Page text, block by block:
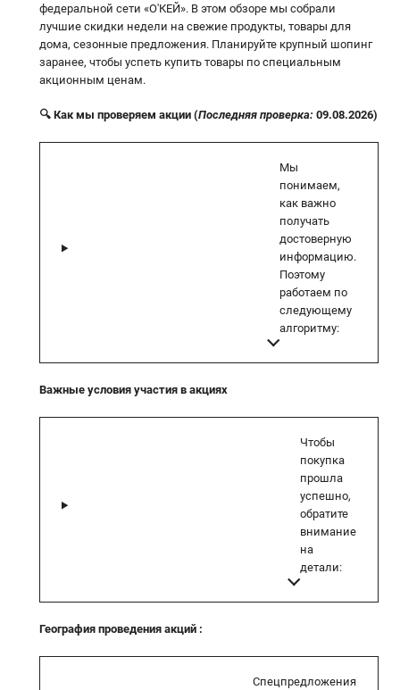
федеральной сети «О'КЕЙ». В этом обзоре мы собрали
лучшие скидки недели на свежие продукты, товары для
дома, сезонные предложения. Планируйте крупный шопинг
заранее, чтобы успеть купить товары по специальным
акционным ценам.
🔍 Как мы проверяем акции (Последняя проверка: 09.08.2026)
Мы
понимаем,
как важно
получать
достоверную
информацию.
Поэтому
работаем по
следующему
алгоритму:
Важные условия участия в акциях
Чтобы
покупка
прошла
успешно,
обратите
внимание
на
детали:
География проведения акций :
Спецпредложения